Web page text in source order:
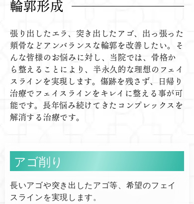
輪郭形成
張り出したエラ、突き出したアゴ、出っ張った
頬骨などアンバランスな輪郭を改善したい。そ
んな皆様のお悩みに対し、当院では、骨格か
ら整えることにより、半永久的な理想のフェイ
スラインを実現します。傷跡を残さず、日帰り
治療でフェイスラインをキレイに整える事が可
能です。長年悩み続けてきたコンプレックスを
解消する治療です。
アゴ削り
長いアゴや突き出したアゴ等、希望のフェイ
スラインを実現します。